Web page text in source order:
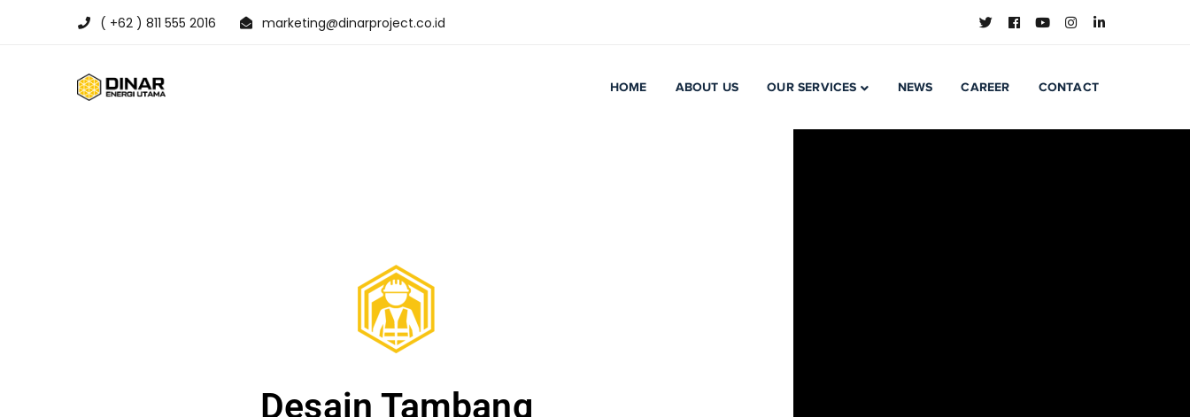
( +62 ) 811 555 2016 marketing@dinarproject.co.id
HOME ABOUT US OUR SERVICES NEWS CAREER CONTACT
Desain Tambang